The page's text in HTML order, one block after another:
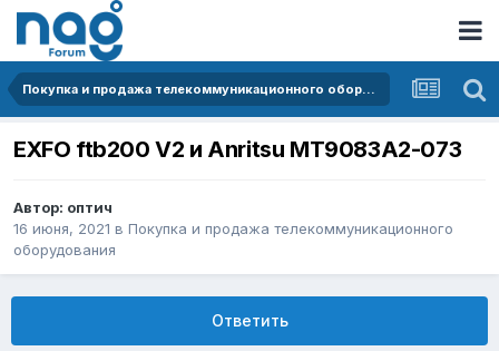
Покупка и продажа телекоммуникационного оборудования
EXFO ftb200 V2 и Anritsu MT9083A2-073
Автор: оптич
16 июня, 2021 в Покупка и продажа телекоммуникационного
оборудования
Ответить